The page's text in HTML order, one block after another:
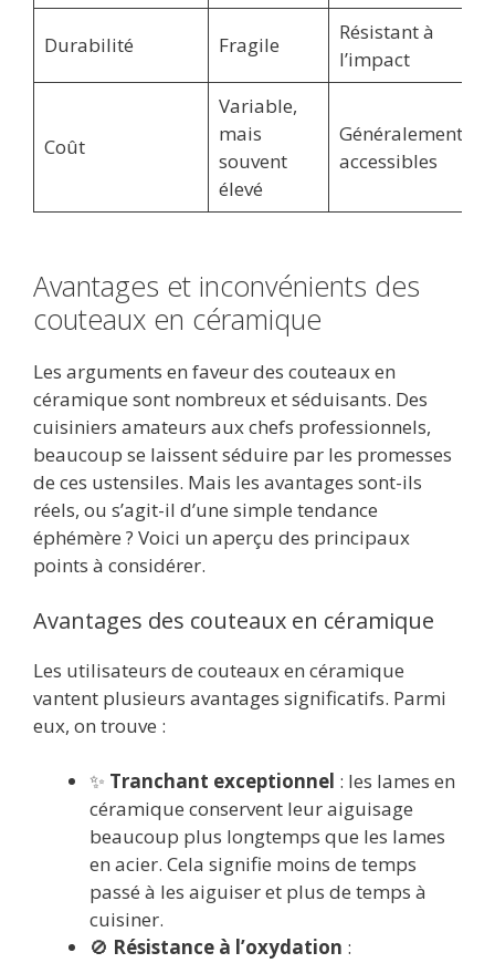
Durabilité Fragile
Résistant à
l’impact
Coût
Variable,
mais
souvent
élevé
Généralement
accessibles
Avantages et inconvénients des
couteaux en céramique
Les arguments en faveur des couteaux en
céramique sont nombreux et séduisants. Des
cuisiniers amateurs aux chefs professionnels,
beaucoup se laissent séduire par les promesses
de ces ustensiles. Mais les avantages sont-ils
réels, ou s’agit-il d’une simple tendance
éphémère ? Voici un aperçu des principaux
points à considérer.
Avantages des couteaux en céramique
Les utilisateurs de couteaux en céramique
vantent plusieurs avantages significatifs. Parmi
eux, on trouve :
✨ Tranchant exceptionnel : les lames en
céramique conservent leur aiguisage
beaucoup plus longtemps que les lames
en acier. Cela signifie moins de temps
passé à les aiguiser et plus de temps à
cuisiner.
🚫 Résistance à l’oxydation :